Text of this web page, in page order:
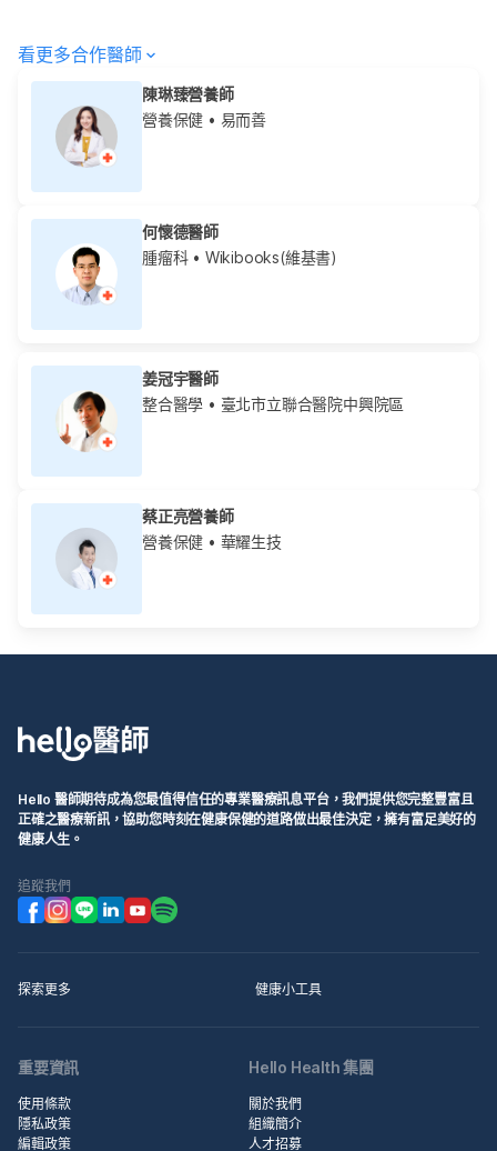
看更多合作醫師
陳琳臻營養師
營養保健 • 易而善
何懷德醫師
腫瘤科• Wikibooks(維基書)
姜冠宇醫師
整合醫學 • 臺北市立聯合醫院中興院區
蔡正亮營養師
營養保健 • 華耀生技
Hello 醫師期待成為您最值得信任的專業醫療訊息平台，我們提供您完整豐富且
正確之醫療新訊，協助您時刻在健康保健的道路做出最佳決定，擁有富足美好的
健康人生。
追蹤我們
探索更多 健康小工具
重要資訊
使用條款
隱私政策
編輯政策
Hello Health 集團
關於我們
組織簡介
人才招募